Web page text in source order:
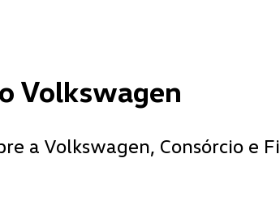
Volkswagen
a Volkswagen, Consórcio e